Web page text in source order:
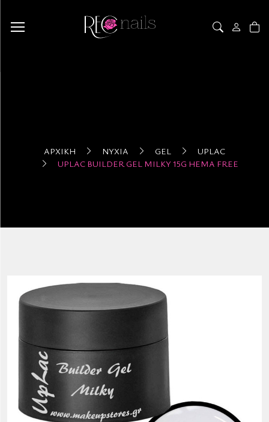
ΑΡΧΙΚΉ ΝΎΧΙΑ GEL
UPLAC
UPLAC BUILDER GEL MILKY 15G HEMA FREE